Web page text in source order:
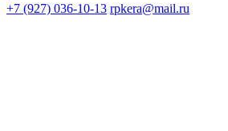
+7 (927) 036-10-13 rpkera@mail.ru